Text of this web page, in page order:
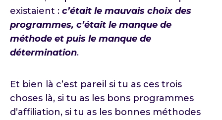
existaient : c’était le mauvais choix des
programmes, c’était le manque de
méthode et puis le manque de
détermination.
Et bien là c’est pareil si tu as ces trois
choses là, si tu as les bons programmes
d’affiliation, si tu as les bonnes méthodes